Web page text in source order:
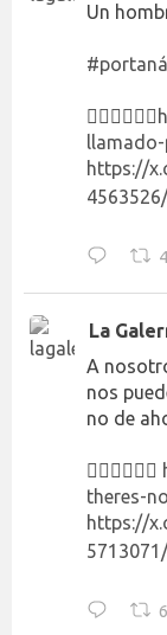
Un
👉🏻👉🏻👉🏻
https://
4
La
A
nos
no de
👉🏻👉🏻👉🏻
theres-
https://
6